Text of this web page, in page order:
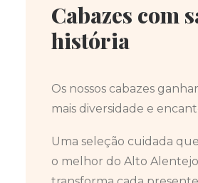
Cabazes com
história
Os nossos cabazes
mais diversidade e
Uma seleção cuidada
o melhor do Alto